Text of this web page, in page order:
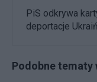
PiS odkrywa
deportacje
Podobne tematy